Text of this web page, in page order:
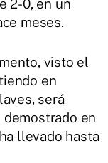
2-0, en un
meses.
visto el
en
será
en
llevado hasta